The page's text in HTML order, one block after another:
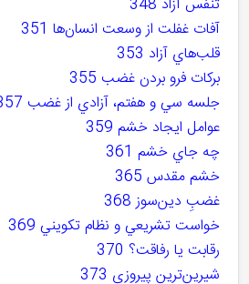
آفات غفلت از وسعت انسان‌ها 351
قلب‌هاي آزاد 353
برکات فرو بردن غضب 355
جلسه سي و هفتم، آزادي از غضب 357
عوامل ايجاد خشم 359
چه جاي خشم 361
خشم مقدس 365
غضبِ دين‌سوز 368
خواست تشريعي و نظام تکويني 369
رقابت يا رفاقت؟ 370
شيرين‌ترين پيروزي 373